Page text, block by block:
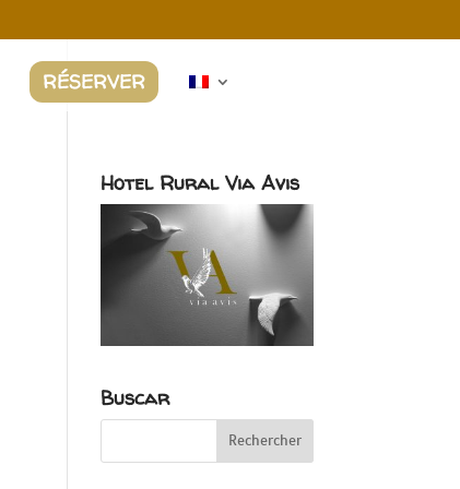
RÉSERVER
Hotel Rural Via Avis
Buscar